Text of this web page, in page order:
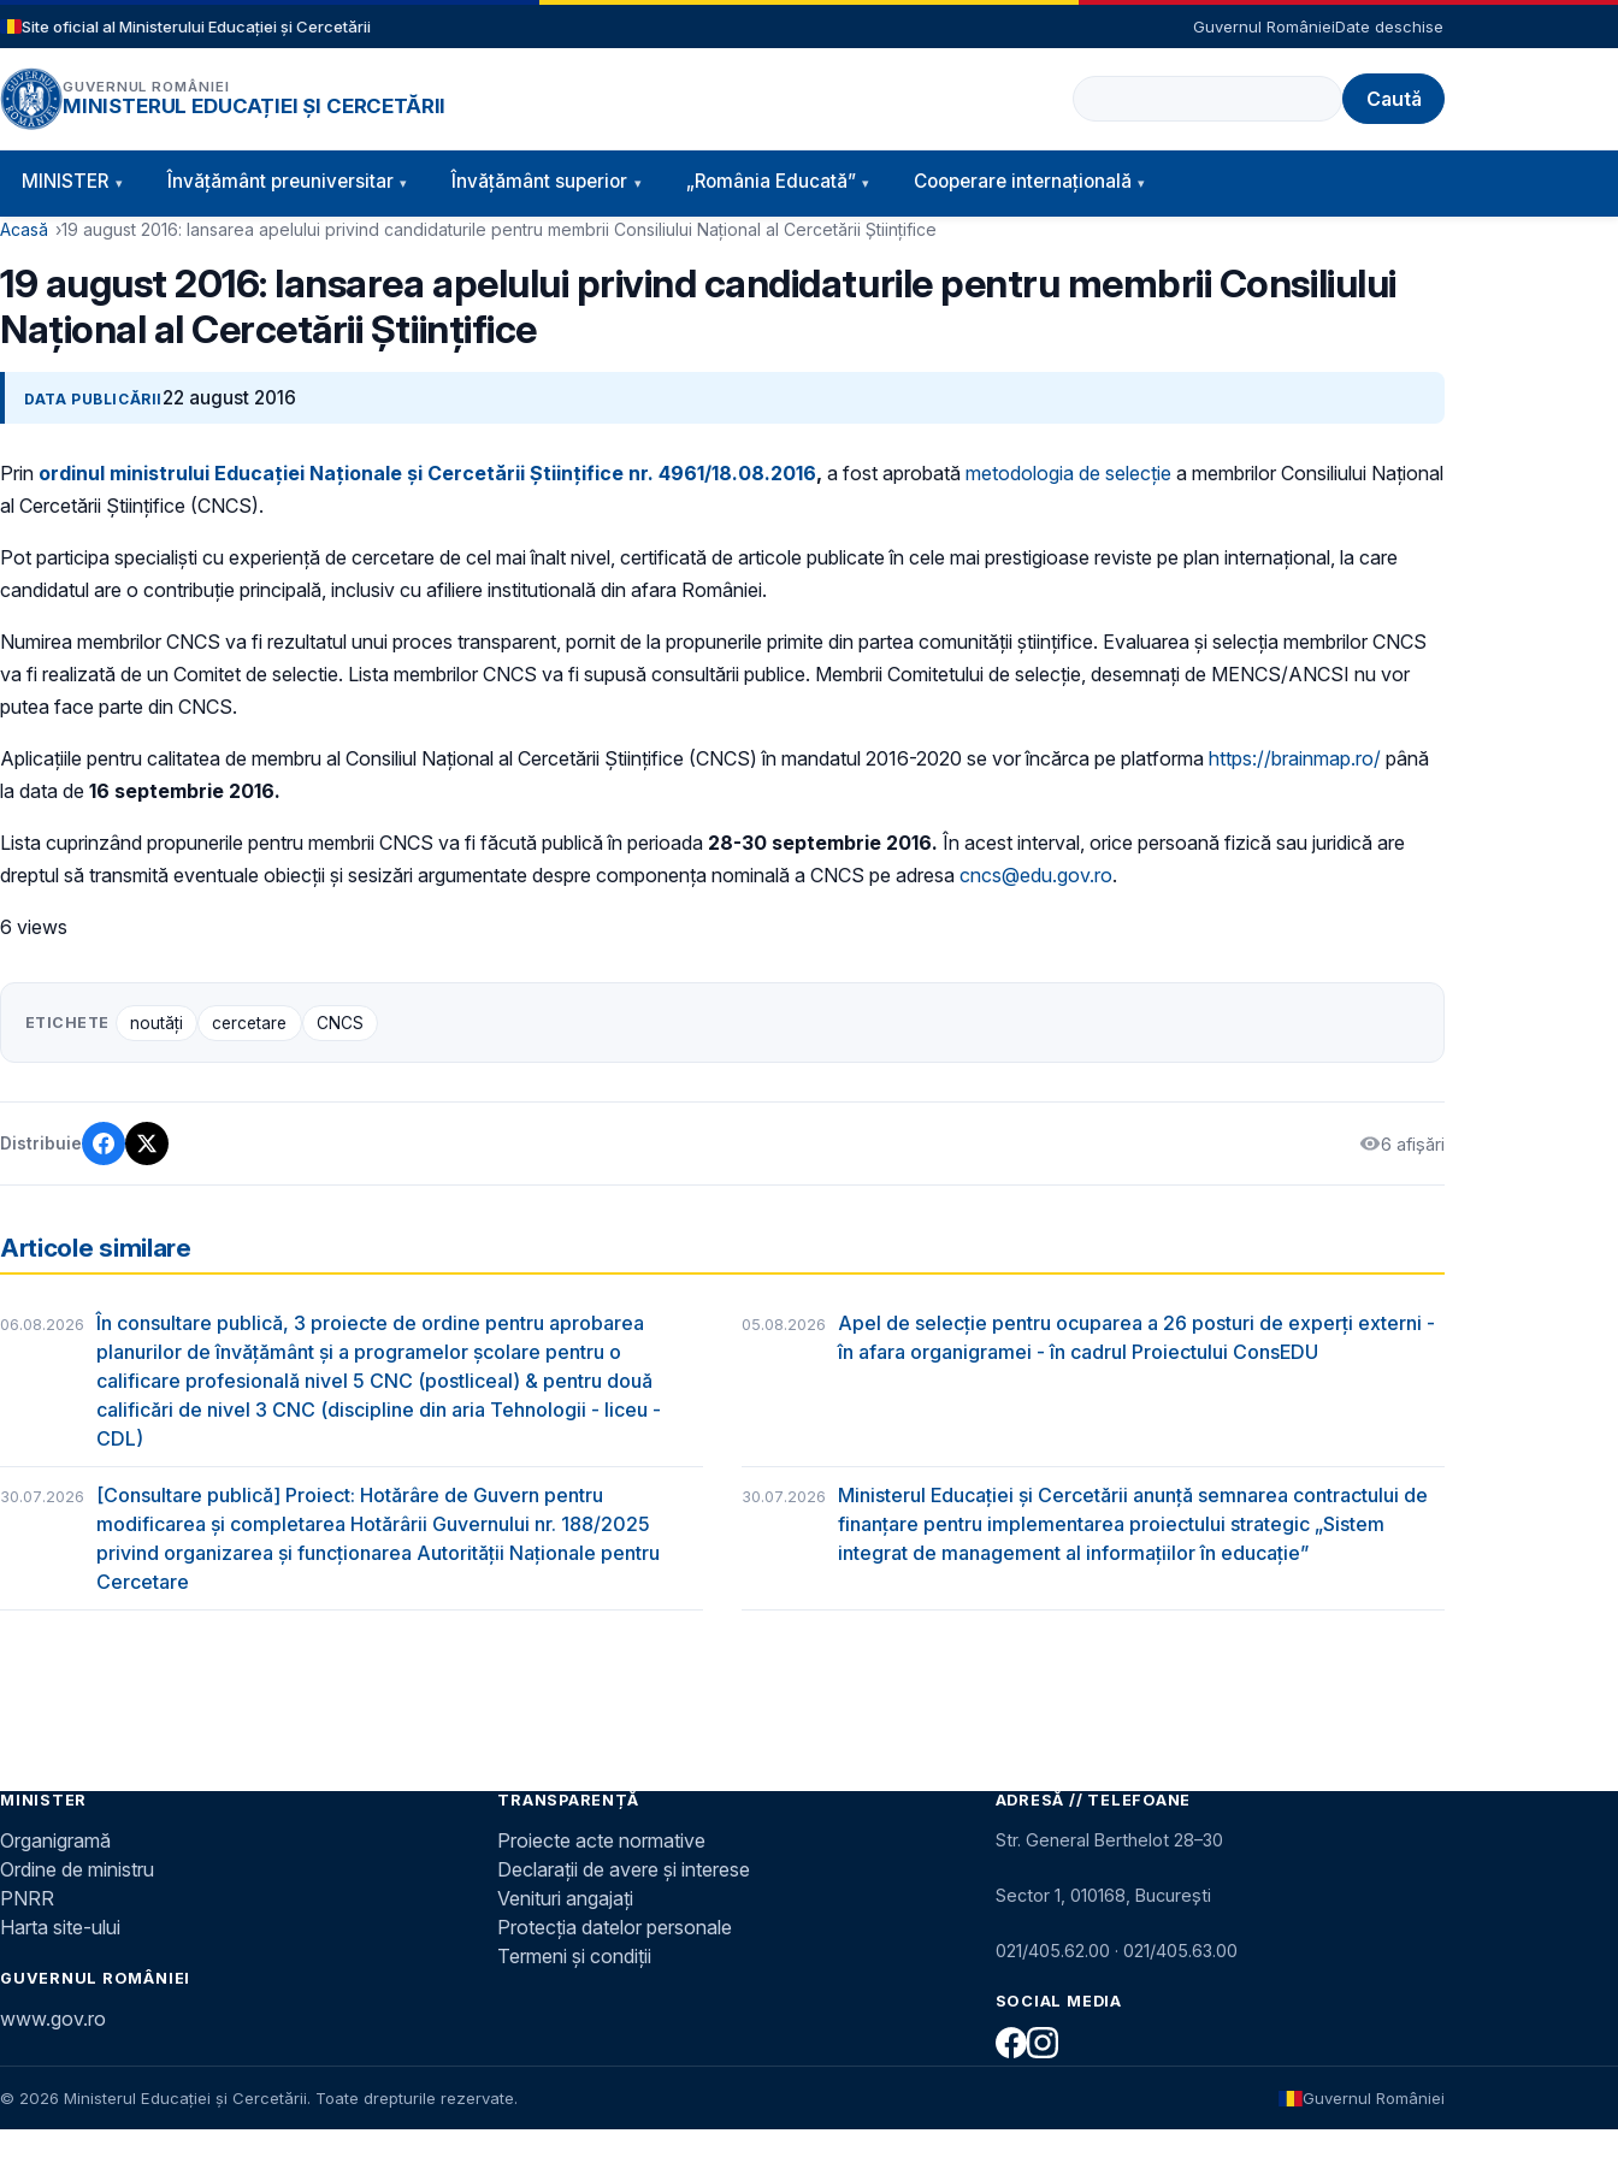
Sari la conținutul principal
Site oficial al Ministerului Educației și Cercetării Guvernul RomânieiDate deschise
GUVERNUL ROMÂNIEI
MINISTERUL EDUCAȚIEI ȘI CERCETĂRII
Caută
Navigație principală
MINISTER Învăţământ preuniversitar Învățământ superior „România Educată” Cooperare internațională
Cale de navigare
Acasă 19 august 2016: lansarea apelului privind candidaturile pentru membrii Consiliului Național al Cercetării Științifice
19 august 2016: lansarea apelului privind candidaturile pentru membrii Consiliului
Național al Cercetării Științifice
DATA PUBLICĂRII 22 august 2016
Prin ordinul ministrului Educației Naționale și Cercetării Științifice nr. 4961/18.08.2016, a fost aprobată metodologia de selecţie a membrilor Consiliului Național
al Cercetării Științifice (CNCS).
Pot participa specialişti cu experiență de cercetare de cel mai înalt nivel, certificată de articole publicate în cele mai prestigioase reviste pe plan internaţional, la care
candidatul are o contribuţie principală, inclusiv cu afiliere institutională din afara României.
Numirea membrilor CNCS va fi rezultatul unui proces transparent, pornit de la propunerile primite din partea comunităţii științifice. Evaluarea şi selecţia membrilor CNCS
va fi realizată de un Comitet de selectie. Lista membrilor CNCS va fi supusă consultării publice. Membrii Comitetului de selecţie, desemnaţi de MENCS/ANCSI nu vor
putea face parte din CNCS.
Aplicaţiile pentru calitatea de membru al Consiliul Naţional al Cercetării Ştiinţifice (CNCS) în mandatul 2016-2020 se vor încărca pe platforma https://brainmap.ro/ până
la data de 16 septembrie 2016.
Lista cuprinzând propunerile pentru membrii CNCS va fi făcută publică în perioada 28-30 septembrie 2016. În acest interval, orice persoană fizică sau juridică are
dreptul să transmită eventuale obiecţii şi sesizări argumentate despre componenţa nominală a CNCS pe adresa cncs@edu.gov.ro.
6 views
ETICHETE noutăți cercetare CNCS
Distribuie 6 afișări
Articole similare
06.08.2026
În consultare publică, 3 proiecte de ordine pentru aprobarea
planurilor de învățământ și a programelor școlare pentru o
calificare profesională nivel 5 CNC (postliceal) & pentru două
calificări de nivel 3 CNC (discipline din aria Tehnologii - liceu -
CDL)
05.08.2026
Apel de selecție pentru ocuparea a 26 posturi de experți externi -
în afara organigramei - în cadrul Proiectului ConsEDU
30.07.2026
[Consultare publică] Proiect: Hotărâre de Guvern pentru
modificarea și completarea Hotărârii Guvernului nr. 188/2025
privind organizarea şi funcţionarea Autorităţii Naţionale pentru
Cercetare
30.07.2026
Ministerul Educației și Cercetării anunță semnarea contractului de
finanțare pentru implementarea proiectului strategic „Sistem
integrat de management al informațiilor în educație”
MINISTER
Organigramă
Ordine de ministru
PNRR
Harta site-ului
GUVERNUL ROMÂNIEI
www.gov.ro
TRANSPARENȚĂ
Proiecte acte normative
Declarații de avere și interese
Venituri angajați
Protecția datelor personale
Termeni și condiții
ADRESĂ // TELEFOANE
Str. General Berthelot 28–30
Sector 1, 010168, București
021/405.62.00 · 021/405.63.00
SOCIAL MEDIA
© 2026 Ministerul Educației și Cercetării. Toate drepturile rezervate. Guvernul României